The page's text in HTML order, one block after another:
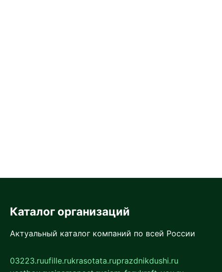
Каталог организаций
Актуальный каталог компаний по всей России
03223.ruufille.rukrasotata.ruprazdnikdushi.ru